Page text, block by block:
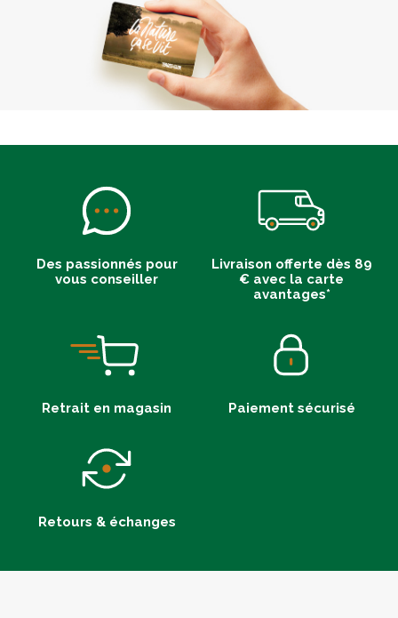
Des passionnés pour
vous conseiller
Livraison offerte dès 89
€ avec la carte
avantages*
Retrait en magasin Paiement sécurisé
Retours & échanges